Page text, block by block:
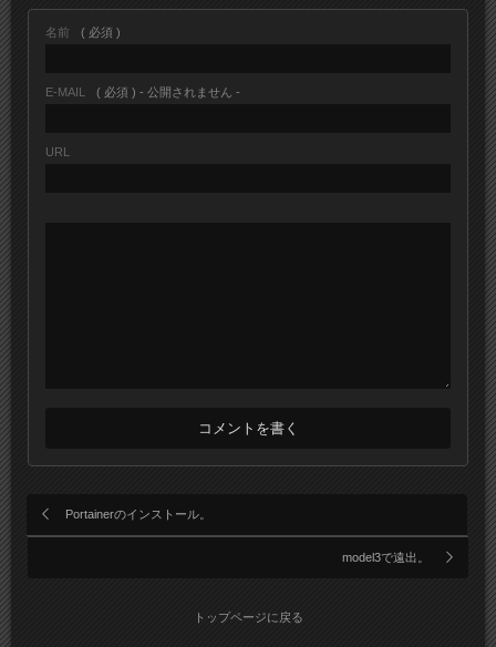
名前 ( 必須 )
E-MAIL ( 必須 ) - 公開されません -
URL
Portainerのインストール。
model3で遠出。
トップページに戻る